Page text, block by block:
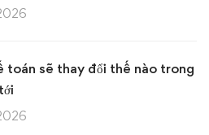
toán sẽ thay đổi thế nào trong